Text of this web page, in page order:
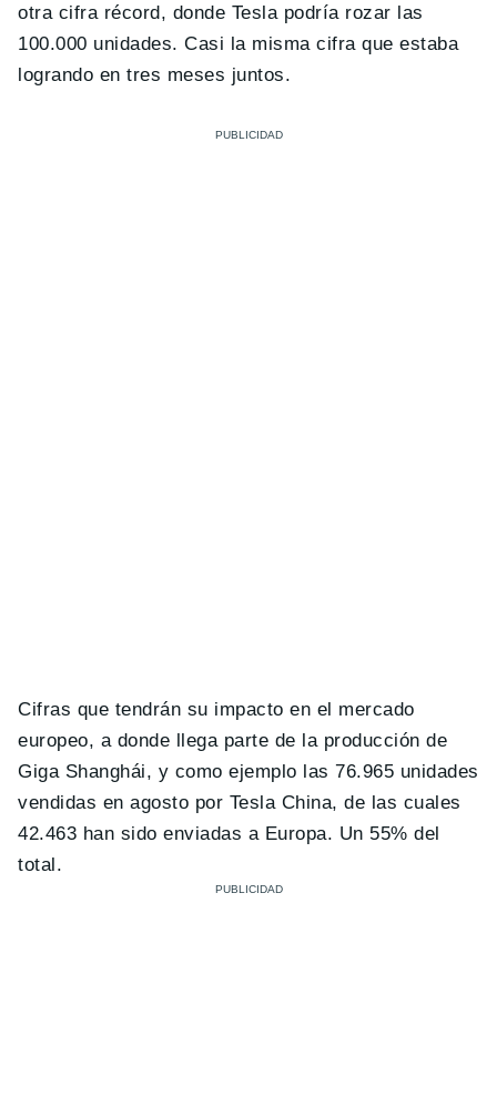
otra cifra récord, donde Tesla podría rozar las
100.000 unidades. Casi la misma cifra que estaba
logrando en tres meses juntos.
Cifras que tendrán su impacto en el mercado
europeo, a donde llega parte de la producción de
Giga Shanghái, y como ejemplo las 76.965 unidades
vendidas en agosto por Tesla China, de las cuales
42.463 han sido enviadas a Europa. Un 55% del
total.